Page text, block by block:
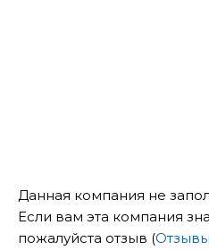
Данная компания не
Если вам эта компания
пожалуйста отзыв (